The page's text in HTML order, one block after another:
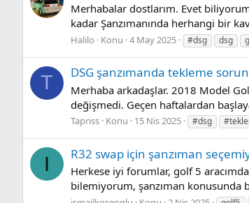
Merhabalar dostlarım. Evet
kadar Şanzımanında herhangi bir
Halilo Konu 4 May 2025 #dsg dsg
T DSG şanzımanda tekleme
Merhaba arkadaşlar. 2018 Model
değişmedi. Geçen haftalardan
Tapriss Konu 15 Nis 2025 #dsg
I R32 swap için şanzıman
Herkese iyi forumlar, golf 5
bilemiyorum, şanzıman konusunda